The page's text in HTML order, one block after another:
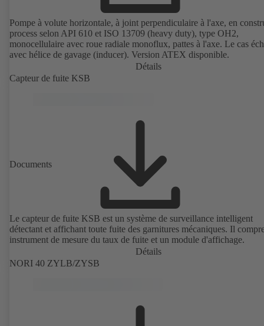
Pompe à volute horizontale, à joint perpendiculaire à l'axe, en
process selon API 610 et ISO 13709 (heavy duty), type OH2,
monocellulaire avec roue radiale monoflux, pattes à l'axe. Le cas
avec hélice de gavage (inducer). Version ATEX disponible.
Détails
Capteur de fuite KSB
Documents
Le capteur de fuite KSB est un système de surveillance intelligent
détectant et affichant toute fuite des garnitures mécaniques. Il
instrument de mesure du taux de fuite et un module d'affichage.
Détails
NORI 40 ZYLB/ZYSB